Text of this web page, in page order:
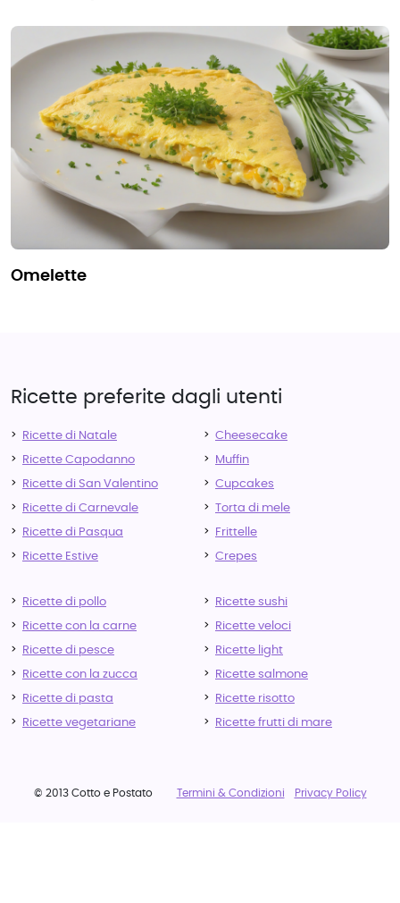
omelette
Ricette preferite dagli utenti
Ricette di Natale
Ricette Capodanno
Ricette di San Valentino
Ricette di Carnevale
Ricette di Pasqua
Ricette Estive
Cheesecake
Muffin
Cupcakes
Torta di mele
Frittelle
Crepes
Ricette di pollo
Ricette con la carne
Ricette di pesce
Ricette con la zucca
Ricette di pasta
Ricette vegetariane
Ricette sushi
Ricette veloci
Ricette light
Ricette salmone
Ricette risotto
Ricette frutti di mare
© 2013 Cotto e Postato Termini & Condizioni Privacy Policy